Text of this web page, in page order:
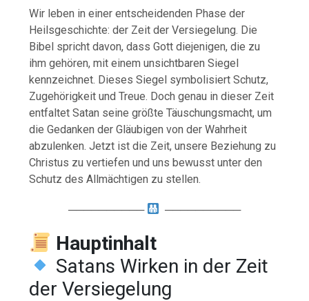
Wir leben in einer entscheidenden Phase der
Heilsgeschichte: der Zeit der Versiegelung. Die
Bibel spricht davon, dass Gott diejenigen, die zu
ihm gehören, mit einem unsichtbaren Siegel
kennzeichnet. Dieses Siegel symbolisiert Schutz,
Zugehörigkeit und Treue. Doch genau in dieser Zeit
entfaltet Satan seine größte Täuschungsmacht, um
die Gedanken der Gläubigen von der Wahrheit
abzulenken. Jetzt ist die Zeit, unsere Beziehung zu
Christus zu vertiefen und uns bewusst unter den
Schutz des Allmächtigen zu stellen.
────────── ──────────
Hauptinhalt
Satans Wirken in der Zeit
der Versiegelung